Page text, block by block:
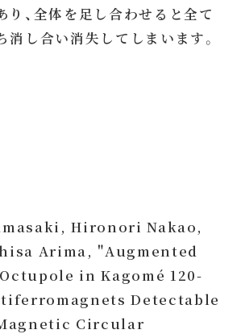
り、全体を足し合わせると全て
消し合い消失してしまいます。
Hironori Nakao,
Arima, "Augmented
in Kagomé 120-
Detectable
Circular